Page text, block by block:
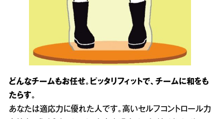
どんなチームもお任せ。ピッタリフィットで、チームに和をも
たらす。
あなたは適応力に優れた人です。高いセルフコントロール力